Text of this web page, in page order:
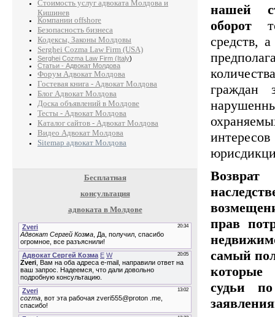
Стоимость услуг адвоката Молдова и
Кишинев
Компании offshore
Безопасность бизнеса
Кодексы, Законы Молдовы
Serghei Cozma Law Firm (USA)
Serghei Cozma Law Firm (Italy)
Статьи - Адвокат Молдова
Форум Адвокат Молдова
Гостевая книга - Адвокат Молдова
Блог Адвокат Молдова
Доска объявлений в Молдове
Тесты - Адвокат Молдова
Каталог сайтов - Адвокат Молдова
Видео Адвокат Молдова
Sitemap адвокат Молдова
Бесплатная
консультация
адвоката в Молдове
нашей
оборот
средств,
граждан
прав
самый
судьи